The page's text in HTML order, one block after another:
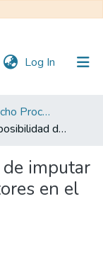
Log In (current)
Maestría en Derecho Procesal
Análisis de la posibilidad de imputar a los adolescentes infractores en el Ecuador
imputar
en el